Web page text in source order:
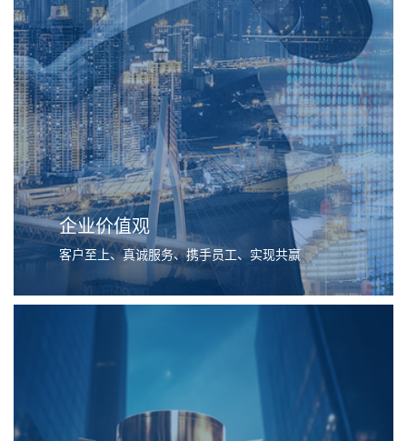
企业价值观
客户至上、真诚服务、携手员工、实现共赢